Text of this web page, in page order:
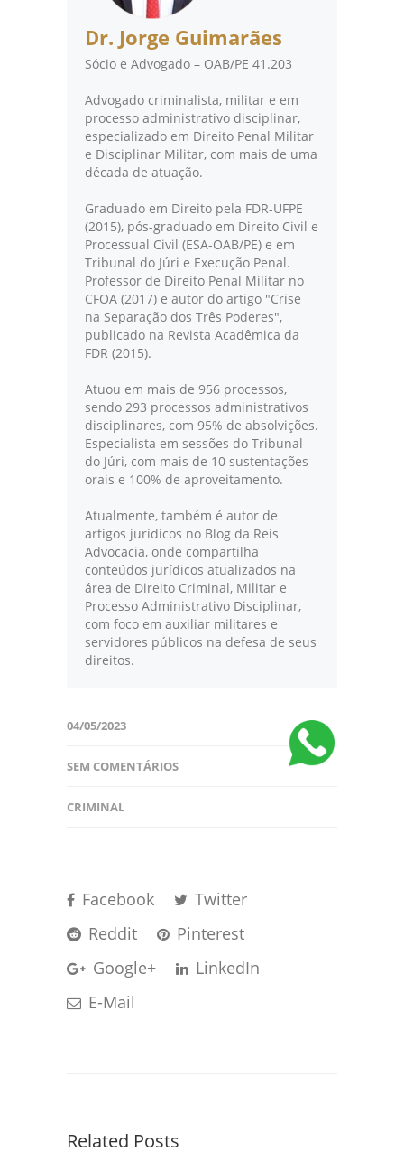
Dr. Jorge Guimarães
Sócio e Advogado – OAB/PE 41.203
Advogado criminalista, militar e em
processo administrativo disciplinar,
especializado em Direito Penal Militar
e Disciplinar Militar, com mais de uma
década de atuação.
Graduado em Direito pela FDR-UFPE
(2015), pós-graduado em Direito Civil e
Processual Civil (ESA-OAB/PE) e em
Tribunal do Júri e Execução Penal.
Professor de Direito Penal Militar no
CFOA (2017) e autor do artigo "Crise
na Separação dos Três Poderes",
publicado na Revista Acadêmica da
FDR (2015).
Atuou em mais de 956 processos,
sendo 293 processos administrativos
disciplinares, com 95% de absolvições.
Especialista em sessões do Tribunal
do Júri, com mais de 10 sustentações
orais e 100% de aproveitamento.
Atualmente, também é autor de
artigos jurídicos no Blog da Reis
Advocacia, onde compartilha
conteúdos jurídicos atualizados na
área de Direito Criminal, Militar e
Processo Administrativo Disciplinar,
com foco em auxiliar militares e
servidores públicos na defesa de seus
direitos.
04/05/2023
SEM COMENTÁRIOS
CRIMINAL
Facebook
Twitter
Reddit
Pinterest
Google+
LinkedIn
E-Mail
Related Posts